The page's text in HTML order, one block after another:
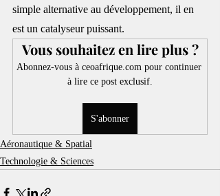
simple alternative au développement, il en
est un catalyseur puissant.
Vous souhaitez en lire plus ?
Abonnez-vous à ceoafrique.com pour continuer
à lire ce post exclusif.
S'abonner
Aéronautique & Spatial
Technologie & Sciences